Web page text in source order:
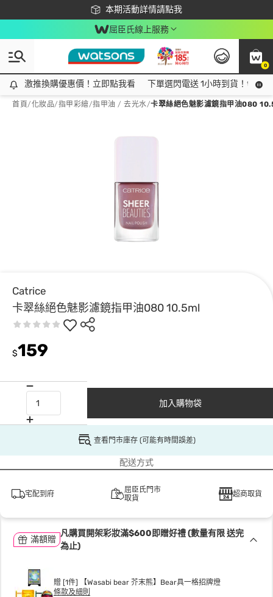
本期活動詳情請點我
下載app最高回饋$350
屈臣氏線上服務
0
激推換購優惠價！立即點我看
激推換購優惠價！立即點我看 下單選閃電送 1小時到貨！領神
首頁/化妝品/指甲彩繪/指甲油 / 去光水/卡翠絲絕色魅影濾鏡指甲油080
Catrice
卡翠絲絕色魅影濾鏡指甲油080 10.5ml
$159
加入購物袋
查看門市庫存 (可能有時間誤差)
配送方式
宅配到府
屈臣氏門市
取貨
超商取貨
滿額贈
凡購買開架彩妝滿$600即贈好禮 (數量有限 送完
為止)
贈 [1件] 【Wasabi bear 芥末熊】Bear具一格招牌燈
條款及細則